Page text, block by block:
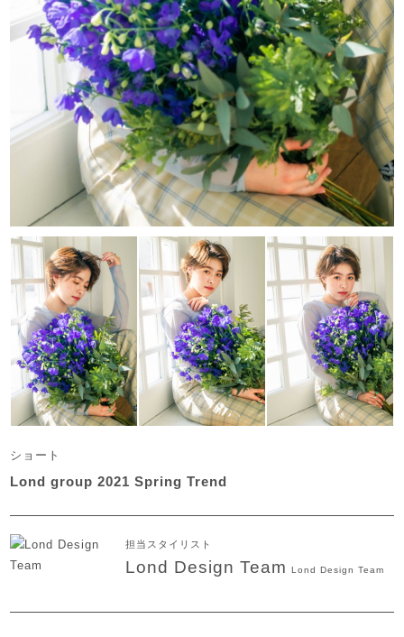
ショート
Lond group 2021 Spring Trend
担当スタイリスト
Lond Design Team Lond Design Team